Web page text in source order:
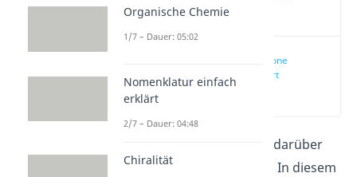
Video
Was sind Ketone
einfach erklärt
Du möchtest gerne mehr darüber
wissen, was ein
ist? In diesem
Organische Chemie
1/7 – Dauer: 05:02
Nomenklatur einfach
erklärt
2/7 – Dauer: 04:48
Chiralität